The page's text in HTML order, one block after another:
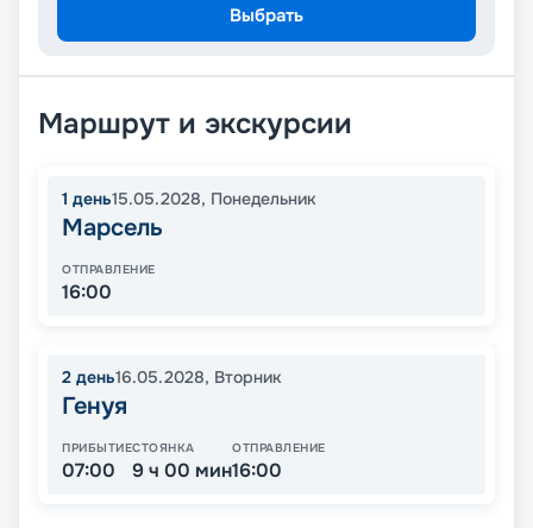
Выбрать
Маршрут и экскурсии
1 день15.05.2028, Понедельник
Марсель
ОТПРАВЛЕНИЕ
16:00
2 день16.05.2028, Вторник
Генуя
ПРИБЫТИЕ
07:00
СТОЯНКА
9 ч 00 мин
ОТПРАВЛЕНИЕ
16:00